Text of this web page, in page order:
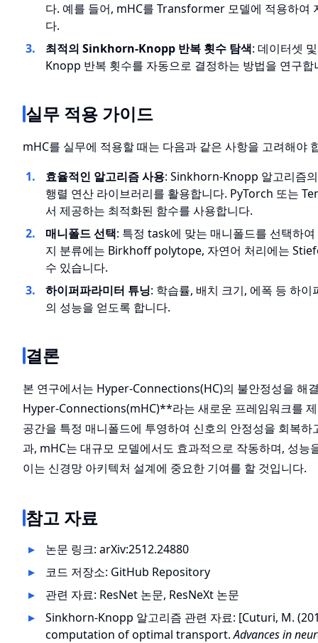
다. 예를 들어, mHC를 Transformer 모델에 적용하여
다.
최적의 Sinkhorn-Knopp 반복 횟수 탐색: 데이터셋
Knopp 반복 횟수를 자동으로 결정하는 방법을 연구합
실무 적용 가이드
mHC를 실무에 적용할 때는 다음과 같은 사항을 고려해야
효율적인 알고리즘 사용: Sinkhorn-Knopp 알고리즘
행렬 연산 라이브러리를 활용합니다. PyTorch 또는
서 제공하는 최적화된 함수를 사용합니다.
매니폴드 선택: 특정 task에 맞는 매니폴드를 선택하
지 분류에는 Birkhoff polytope, 자연어 처리에는
수 있습니다.
하이퍼파라미터 튜닝: 학습률, 배치 크기, 에폭 등 하
의 성능을 얻도록 합니다.
결론
본 연구에서는 Hyper-Connections(HC)의 불안정성을
Hyper-Connections(mHC)**라는 새로운 프레임워크를
공간을 특정 매니폴드에 투영하여 신호의 안정성을 회복
과, mHC는 대규모 모델에서도 효과적으로 작동하며, 성능
이는 신경망 아키텍처 설계에 중요한 기여를 할 것입니다.
참고 자료
논문 링크: arXiv:2512.24880
코드 저장소: GitHub Repository
관련 자료: ResNet 논문, ResNeXt 논문
Sinkhorn-Knopp 알고리즘 관련 자료: [Cuturi, M.
computation of optimal transport.Advances in